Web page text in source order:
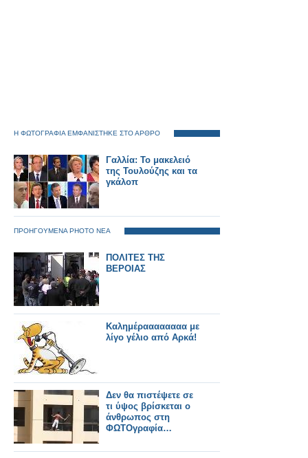
Η ΦΩΤΟΓΡΑΦΙΑ ΕΜΦΑΝΙΣΤΗΚΕ ΣΤΟ ΑΡΘΡΟ
Γαλλία: Το μακελειό
της Τουλούζης και τα
γκάλοπ
ΠΡΟΗΓΟΥΜΕΝΑ PHOTO ΝΕΑ
ΠΟΛΙΤΕΣ ΤΗΣ
ΒΕΡΟΙΑΣ
Καλημέραααααααα με
λίγο γέλιο από Αρκά!
Δεν θα πιστέψετε σε
τι ύψος βρίσκεται ο
άνθρωπος στη
ΦΩΤΟγραφία…